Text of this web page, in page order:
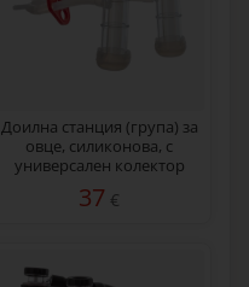
Доилна станция (група) за
овце, силиконова, с
универсален колектор
37 €